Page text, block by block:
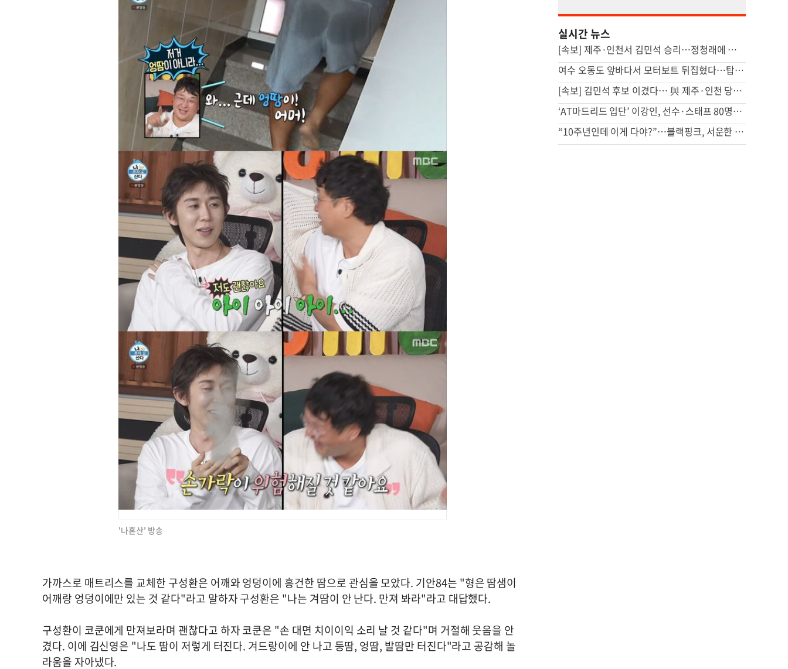
'나혼산' 방송
가까스로 매트리스를 교체한 구성환은 어깨와 엉덩이에 흥건한 땀으로 관심을 모았다. 기안84는 "형은 땀샘이
어깨랑 엉덩이에만 있는 것 같다"라고 말하자 구성환은 "나는 겨땀이 안 난다. 만져 봐라"라고 대답했다.
구성환이 코쿤에게 만져보라며 괜찮다고 하자 코쿤은 "손 대면 치이이익 소리 날 것 같다"며 거절해 웃음을 안
겼다. 이에 김신영은 "나도 땀이 저렇게 터진다. 겨드랑이에 안 나고 등땀, 엉땀, 발땀만 터진다"라고 공감해 놀
라움을 자아냈다.
실시간 뉴스
[속보] 제주·인천서 김민석 승리…정청래에 누적1위 탈환
여수 오동도 앞바다서 모터보트 뒤집혔다…탑승객 2명 사망
[속보] 김민석 후보 이겼다… 與 제주·인천 당원투표 승리
‘AT마드리드 입단’ 이강인, 선수·스태프 80명에 한식 만찬 대접
“10주년인데 이게 다야?”…블랙핑크, 서운한 팬심에 결국 사과